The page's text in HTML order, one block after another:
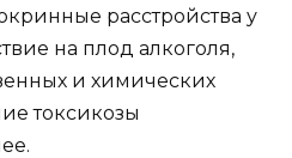
расстройства у
на плод алкоголя,
и химических
токсикозы